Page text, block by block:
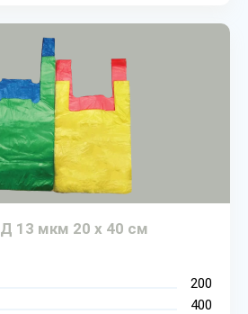
13 мкм 20 х 40 см
200
400